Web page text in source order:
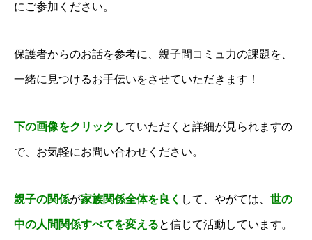
にご参加ください。
保護者からのお話を参考に、親子間コミュ力の課題を、
一緒に見つけるお手伝いをさせていただきます！
下の画像をクリック していただくと詳細が見られますの
で、お気軽にお問い合わせください。
親子の関係が家族関係全体を良く して、やがては、 世の
中の人間関係すべてを変えると信じて活動しています。